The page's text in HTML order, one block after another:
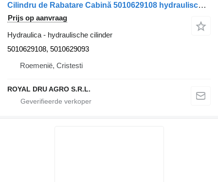
Cilindru de Rabatare Cabină 5010629108 hydraulische cilinder voor Renault 5010629108/5010629093 vrachtwagen
Prijs op aanvraag
Hydraulica - hydraulische cilinder
5010629108, 5010629093
Roemenië, Cristesti
ROYAL DRU AGRO S.R.L.